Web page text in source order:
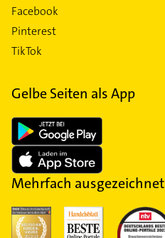
Facebook
Pinterest
TikTok
Gelbe Seiten als App
Mehrfach ausgezeichnet